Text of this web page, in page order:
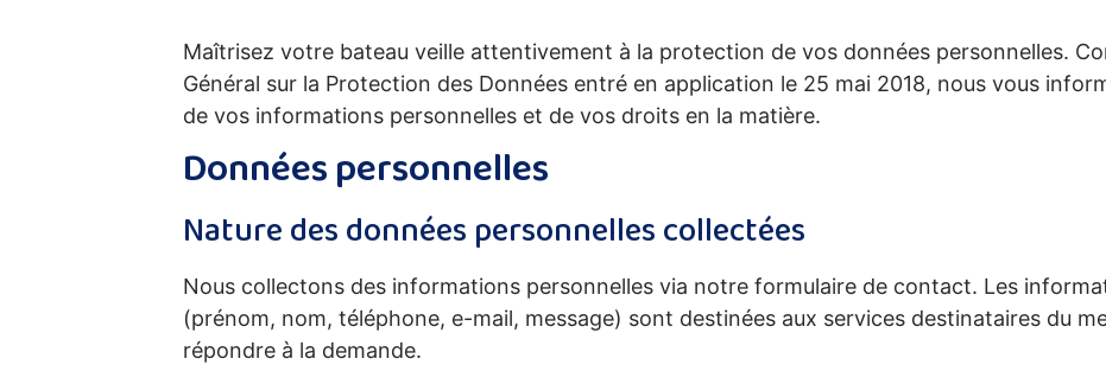
Maîtrisez votre bateau veille attentivement à la protection de vos données personnelles.
Général sur la Protection des Données entré en application le 25 mai 2018, nous vous
de vos informations personnelles et de vos droits en la matière.
Données personnelles
Nature des données personnelles collectées
Nous collectons des informations personnelles via notre formulaire de contact. Les
(prénom, nom, téléphone, e-mail, message) sont destinées aux services destinataires du
répondre à la demande.